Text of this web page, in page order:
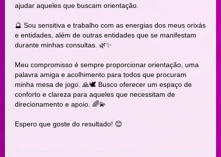
ajudar aqueles que buscam orientação.
🔮 Sou sensitiva e trabalho com as energias dos meus orixás
e entidades, além de outras entidades que se manifestam
durante minhas consultas. 🌿✨
Meu compromisso é sempre proporcionar orientação, uma
palavra amiga e acolhimento para todos que procuram
minha mesa de jogo. 🙏🕊️ Busco oferecer um espaço de
conforto e clareza para aqueles que necessitam de
direcionamento e apoio. 🌈💫
Espero que goste do resultado! 😊